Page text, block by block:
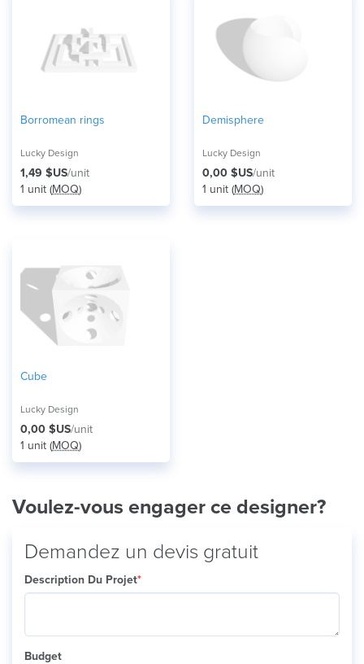
Borromean rings
Lucky Design
1,49 $US/unit
1 unit (MOQ)
Demisphere
Lucky Design
0,00 $US/unit
1 unit (MOQ)
Cube
Lucky Design
0,00 $US/unit
1 unit (MOQ)
Voulez-vous engager ce designer?
Demandez un devis gratuit
Description Du Projet*
Budget